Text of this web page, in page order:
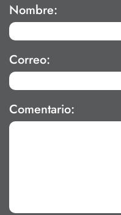
Nombre:
Correo:
Comentario: